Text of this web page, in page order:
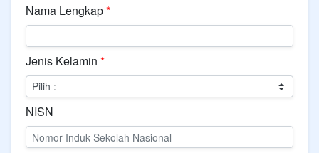
Nama Lengkap*
Jenis Kelamin *
NISN